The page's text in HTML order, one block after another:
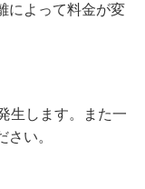
によって料金が変
生します。また一
い。